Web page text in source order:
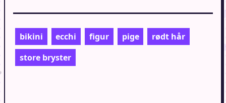
bikini ecchi figur pige
rødt hår
store bryster